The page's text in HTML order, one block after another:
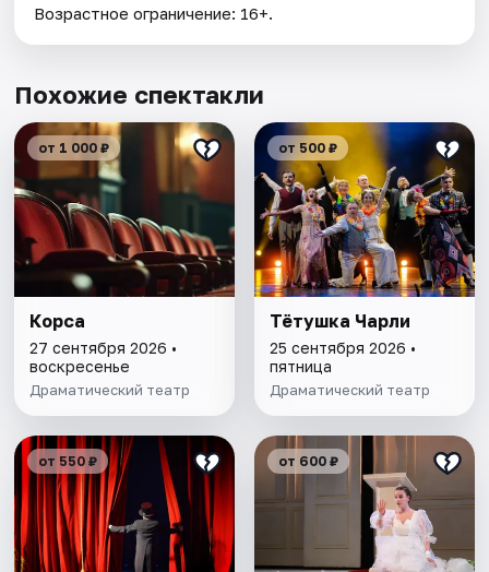
Возрастное ограничение: 16+.
Похожие спектакли
от 1 000 ₽
Корса
27 сентября 2026 •
воскресенье
Драматический театр
от 500 ₽
Тётушка Чарли
25 сентября 2026 •
пятница
Драматический театр
от 550 ₽ от 600 ₽